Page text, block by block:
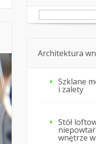
Szukaj:
Architektura
Szklane
i zalety
Stół
wnętrze